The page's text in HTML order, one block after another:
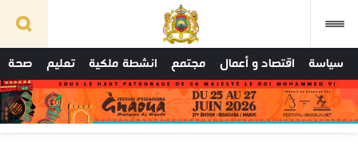
سياسة اقتصاد و أعمال مجتمع انشطة ملكية تعليم صحة